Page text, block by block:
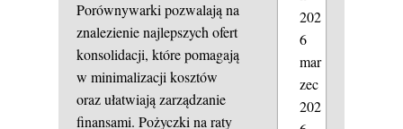
Porównywarki pozwalają na
znalezienie najlepszych ofert
konsolidacji, które pomagają
w minimalizacji kosztów
oraz ułatwiają zarządzanie
finansami. Pożyczki na raty
202
6
mar
zec
202